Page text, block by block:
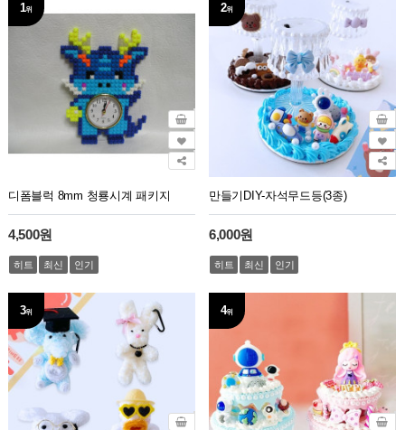
디폼블럭 8mm 청룡시계 패키지
4,500원
히트 최신 인기
1위
만들기DIY-자석무드등(3종)
6,000원
히트 최신 인기
2위
3위 4위